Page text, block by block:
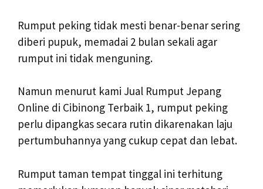
Rumput peking tidak mesti benar-benar sering
diberi pupuk, memadai 2 bulan sekali agar
rumput ini tidak menguning.
Namun menurut kami Jual Rumput Jepang
Online di Cibinong Terbaik 1, rumput peking
perlu dipangkas secara rutin dikarenakan laju
pertumbuhannya yang cukup cepat dan lebat.
Rumput taman tempat tinggal ini terhitung